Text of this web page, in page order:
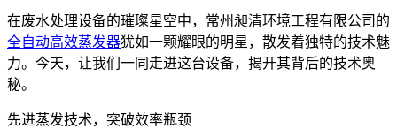
在废水处理设备的璀璨星空中，常州昶清环境工程有限公司的
全自动高效蒸发器犹如一颗耀眼的明星，散发着独特的技术魅
力。今天，让我们一同走进这台设备，揭开其背后的技术奥
秘。
先进蒸发技术，突破效率瓶颈